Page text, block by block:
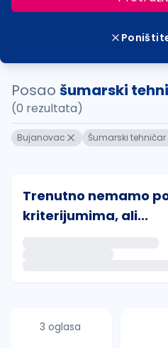
Posao šumarski
(0 rezultata)
Bujanovac Šumarski tehničar
Trenutno nemamo
kriterijumima, ali...
3 oglasa